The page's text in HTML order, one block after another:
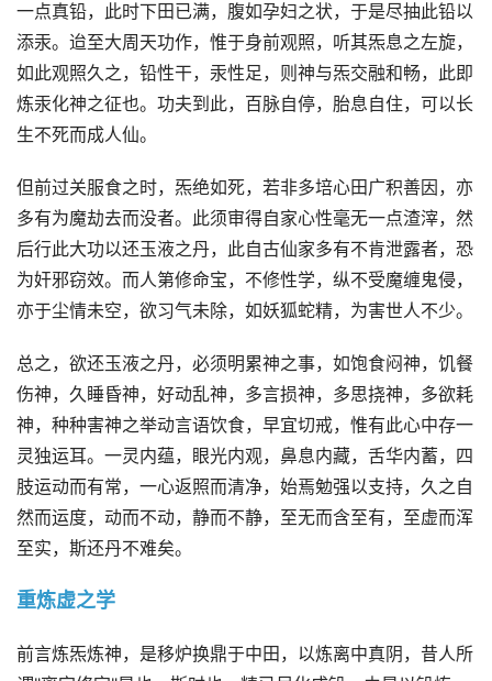
一点真铅，此时下田已满，腹如孕妇之状，于是尽抽此铅以
添汞。迨至大周天功作，惟于身前观照，听其炁息之左旋，
如此观照久之，铅性干，汞性足，则神与炁交融和畅，此即
炼汞化神之征也。功夫到此，百脉自停，胎息自住，可以长
生不死而成人仙。
但前过关服食之时，炁绝如死，若非多培心田广积善因，亦
多有为魔劫去而没者。此须审得自家心性毫无一点渣滓，然
后行此大功以还玉液之丹，此自古仙家多有不肯泄露者，恐
为奸邪窃效。而人第修命宝，不修性学，纵不受魔缠鬼侵，
亦于尘情未空，欲习气未除，如妖狐蛇精，为害世人不少。
总之，欲还玉液之丹，必须明累神之事，如饱食闷神，饥餐
伤神，久睡昏神，好动乱神，多言损神，多思挠神，多欲耗
神，种种害神之举动言语饮食，早宜切戒，惟有此心中存一
灵独运耳。一灵内蕴，眼光内观，鼻息内藏，舌华内蓄，四
肢运动而有常，一心返照而清净，始焉勉强以支持，久之自
然而运度，动而不动，静而不静，至无而含至有，至虚而浑
至实，斯还丹不难矣。
重炼虚之学
前言炼炁炼神，是移炉换鼎于中田，以炼离中真阴，昔人所